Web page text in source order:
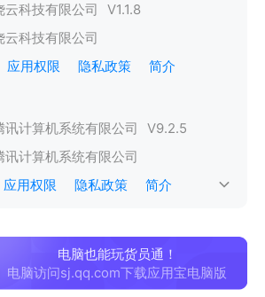
云科技有限公司 V1.1.8
云科技有限公司
应用权限 隐私政策 简介
讯计算机系统有限公司 V9.2.5
讯计算机系统有限公司
应用权限 隐私政策 简介
电脑也能玩货员通！
电脑访问sj.qq.com下载应用宝电脑版